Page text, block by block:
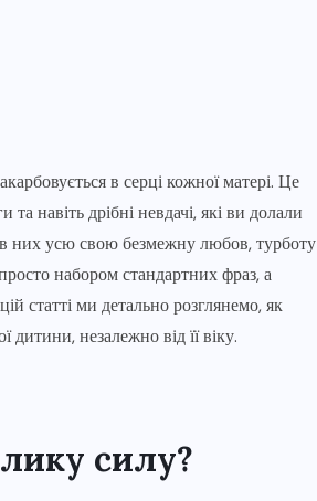
в серці кожної матері. Це
навіть дрібні невдачі, які ви долали
в них усю свою безмежну любов, турботу
набором стандартних фраз, а
статті ми детально розглянемо, як
незалежно від її віку.
силу?